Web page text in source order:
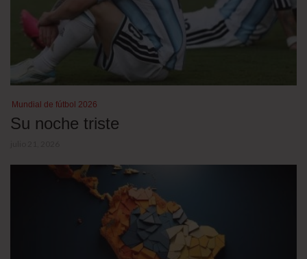
Mundial de fútbol 2026
Su noche triste